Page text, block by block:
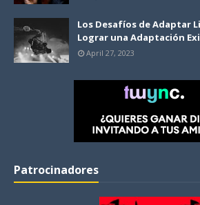
Los Desafíos de Adaptar
Lograr una Adaptación
April 27, 2023
Patrocinadores